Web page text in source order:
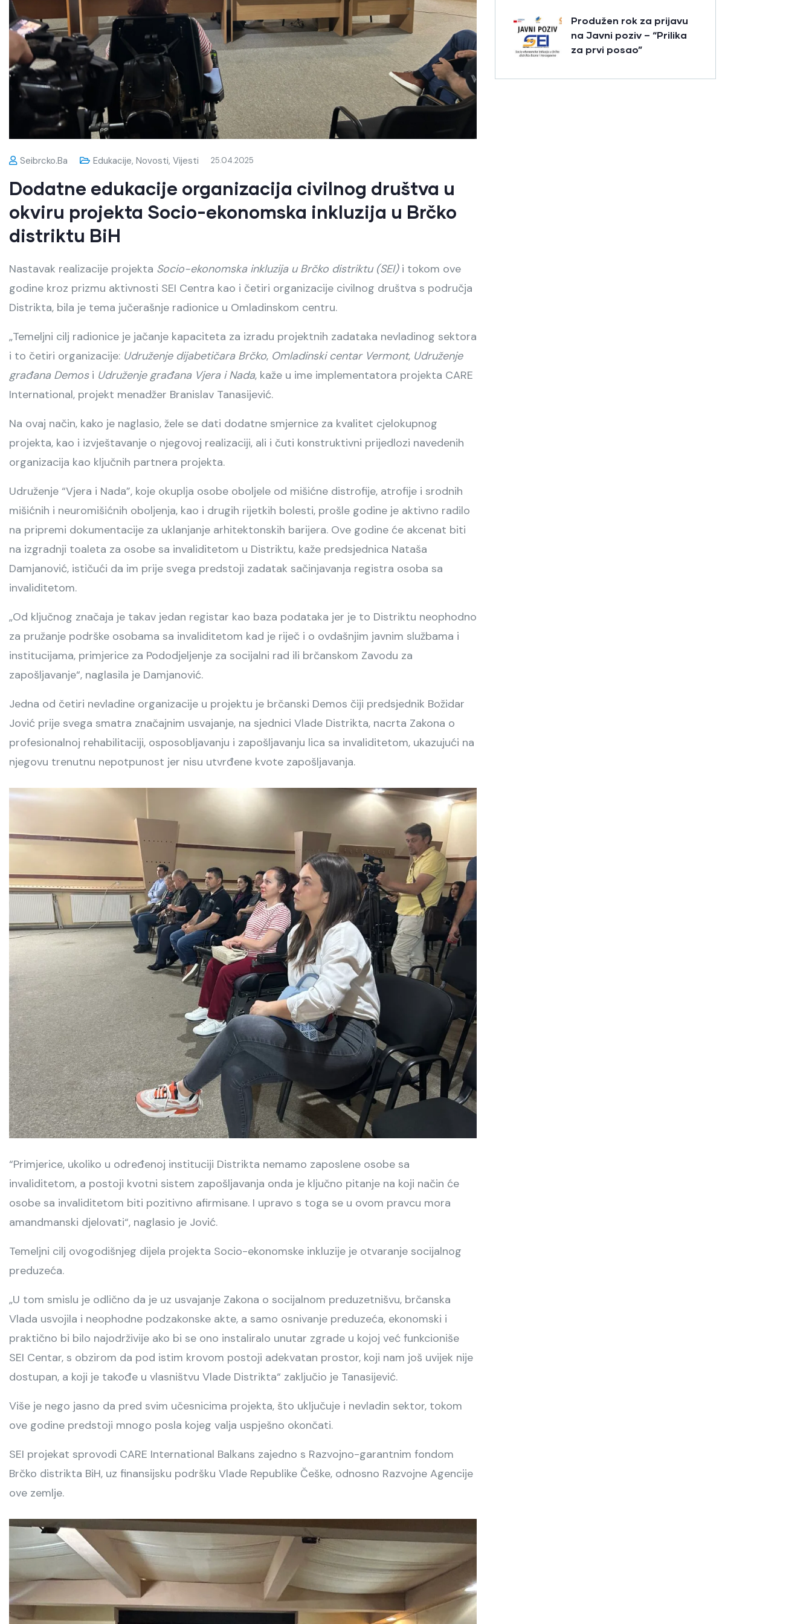
Seibrcko.ba Edukacije, Novosti, Vijesti 25.04.2025
Dodatne edukacije organizacija civilnog društva u
okviru projekta Socio-ekonomska inkluzija u Brčko
distriktu BiH
Nastavak realizacije projekta Socio-ekonomska inkluzija u Brčko distriktu (SEI)i tokom ove
godine kroz prizmu aktivnosti SEI Centra kao i četiri organizacije civilnog društva s područja
Distrikta, bila je tema jučerašnje radionice u Omladinskom centru.
„Temeljni cilj radionice je jačanje kapaciteta za izradu projektnih zadataka nevladinog sektora
i to četiri organizacije: Udruženje dijabetičara Brčko, Omladinski centar Vermont, Udruženje
građana Demosi Udruženje građana Vjera i Nada, kaže u ime implementatora projekta CARE
International, projekt menadžer Branislav Tanasijević.
Na ovaj način, kako je naglasio, žele se dati dodatne smjernice za kvalitet cjelokupnog
projekta, kao i izvještavanje o njegovoj realizaciji, ali i čuti konstruktivni prijedlozi navedenih
organizacija kao ključnih partnera projekta.
Udruženje “Vjera i Nada”, koje okuplja osobe oboljele od mišićne distrofije, atrofije i srodnih
mišićnih i neuromišićnih oboljenja, kao i drugih rijetkih bolesti, prošle godine je aktivno radilo
na pripremi dokumentacije za uklanjanje arhitektonskih barijera. Ove godine će akcenat biti
na izgradnji toaleta za osobe sa invaliditetom u Distriktu, kaže predsjednica Nataša
Damjanović, ističući da im prije svega predstoji zadatak sačinjavanja registra osoba sa
invaliditetom.
„Od ključnog značaja je takav jedan registar kao baza podataka jer je to Distriktu neophodno
za pružanje podrške osobama sa invaliditetom kad je riječ i o ovdašnjim javnim službama i
institucijama, primjerice za Pododjeljenje za socijalni rad ili brčanskom Zavodu za
zapošljavanje“, naglasila je Damjanović.
Jedna od četiri nevladine organizacije u projektu je brčanski Demos čiji predsjednik Božidar
Jović prije svega smatra značajnim usvajanje, na sjednici Vlade Distrikta, nacrta Zakona o
profesionalnoj rehabilitaciji, osposobljavanju i zapošljavanju lica sa invaliditetom, ukazujući na
njegovu trenutnu nepotpunost jer nisu utvrđene kvote zapošljavanja.
“Primjerice, ukoliko u određenoj instituciji Distrikta nemamo zaposlene osobe sa
invaliditetom, a postoji kvotni sistem zapošljavanja onda je ključno pitanje na koji način će
osobe sa invaliditetom biti pozitivno afirmisane. I upravo s toga se u ovom pravcu mora
amandmanski djelovati“, naglasio je Jović.
Temeljni cilj ovogodišnjeg dijela projekta Socio-ekonomske inkluzije je otvaranje socijalnog
preduzeća.
„U tom smislu je odlično da je uz usvajanje Zakona o socijalnom preduzetnišvu, brčanska
Vlada usvojila i neophodne podzakonske akte, a samo osnivanje preduzeća, ekonomski i
praktično bi bilo najodrživije ako bi se ono instaliralo unutar zgrade u kojoj već funkcioniše
SEI Centar, s obzirom da pod istim krovom postoji adekvatan prostor, koji nam još uvijek nije
dostupan, a koji je takođe u vlasništvu Vlade Distrikta“ zaključio je Tanasijević.
Više je nego jasno da pred svim učesnicima projekta, što uključuje i nevladin sektor, tokom
ove godine predstoji mnogo posla kojeg valja uspješno okončati.
SEI projekat sprovodi CARE International Balkans zajedno s Razvojno-garantnim fondom
Brčko distrikta BiH, uz finansijsku podršku Vlade Republike Češke, odnosno Razvojne Agencije
ove zemlje.
Produžen rok za prijavu
na Javni poziv – “Prilika
za prvi posao”